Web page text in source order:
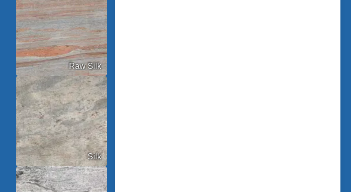
Raw Silk
Silk